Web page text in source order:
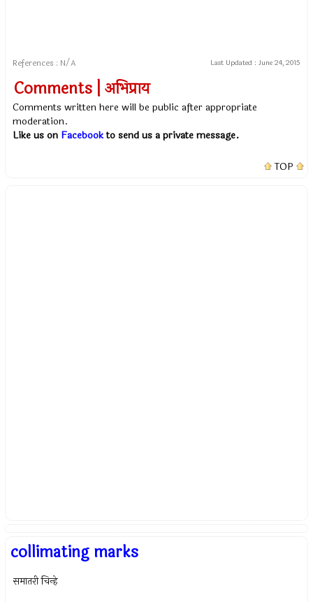
References : N/A Last Updated : June 24, 2015
Comments | अभिप्राय
Comments written here will be public after appropriate
moderation.
Like us on Facebookto send us a private message.
TOP
collimating marks
समातरी चिन्हे